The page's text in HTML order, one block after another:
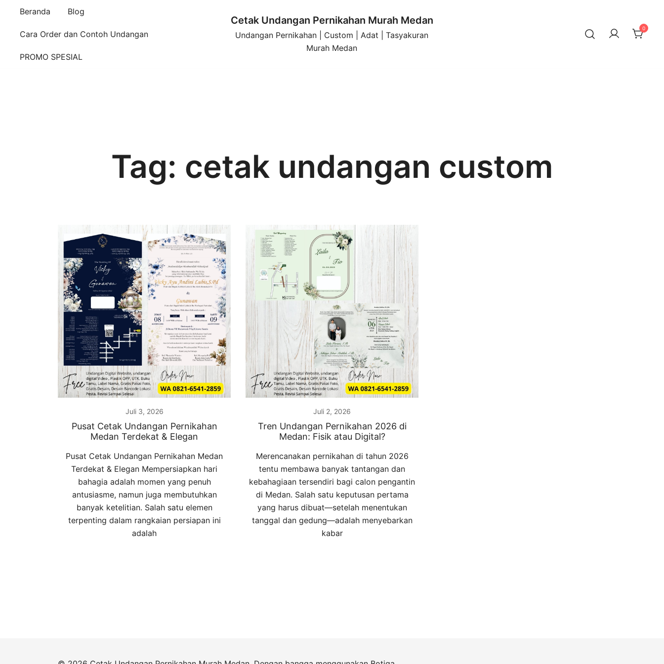
Beranda Blog
Cara Order dan Contoh Undangan
PROMO SPESIAL
Cetak Undangan Pernikahan Murah Medan
Undangan Pernikahan | Custom | Adat | Tasyakuran
Murah Medan
0
Tag: cetak undangan custom
Juli 3, 2026
Pusat Cetak Undangan Pernikahan
Medan Terdekat & Elegan
Pusat Cetak Undangan Pernikahan Medan
Terdekat & Elegan Mempersiapkan hari
bahagia adalah momen yang penuh
antusiasme, namun juga membutuhkan
banyak ketelitian. Salah satu elemen
terpenting dalam rangkaian persiapan ini
adalah
Juli 2, 2026
Tren Undangan Pernikahan 2026 di
Medan: Fisik atau Digital?
Merencanakan pernikahan di tahun 2026
tentu membawa banyak tantangan dan
kebahagiaan tersendiri bagi calon pengantin
di Medan. Salah satu keputusan pertama
yang harus dibuat—setelah menentukan
tanggal dan gedung—adalah menyebarkan
kabar